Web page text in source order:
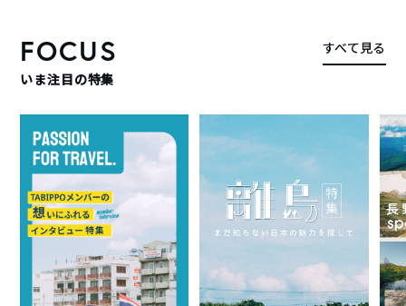
FOCUS
いま注目の特集
すべて見る